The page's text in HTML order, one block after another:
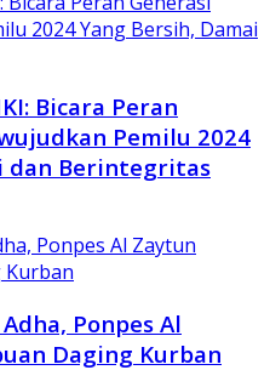
Bicara Peran
Pemilu 2024
dan Berintegritas
Ponpes Al
Daging Kurban